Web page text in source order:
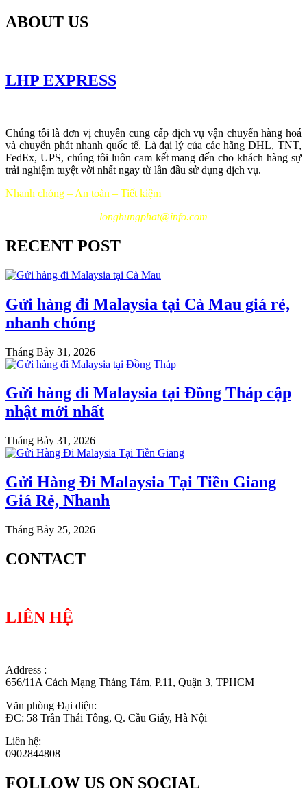
ABOUT US
LHP EXPRESS
Chúng tôi là đơn vị chuyên cung cấp dịch vụ vận chuyển hàng hoá
và chuyển phát nhanh quốc tế. Là đại lý của các hãng DHL, TNT,
FedEx, UPS, chúng tôi luôn cam kết mang đến cho khách hàng sự
trải nghiệm tuyệt vời nhất ngay từ lần đầu sử dụng dịch vụ.
Nhanh chóng – An toàn – Tiết kiệm
longhungphat@info.com
RECENT POST
Gửi hàng đi Malaysia tại Cà Mau giá rẻ,
nhanh chóng
Tháng Bảy 31, 2026
Gửi hàng đi Malaysia tại Đồng Tháp cập
nhật mới nhất
Tháng Bảy 31, 2026
Gửi Hàng Đi Malaysia Tại Tiền Giang
Giá Rẻ, Nhanh
Tháng Bảy 25, 2026
CONTACT
LIÊN HỆ
Address :
656/11A Cách Mạng Tháng Tám, P.11, Quận 3, TPHCM
Văn phòng Đại diện:
ĐC: 58 Trần Thái Tông, Q. Cầu Giấy, Hà Nội
Liên hệ:
0902844808
FOLLOW US ON SOCIAL